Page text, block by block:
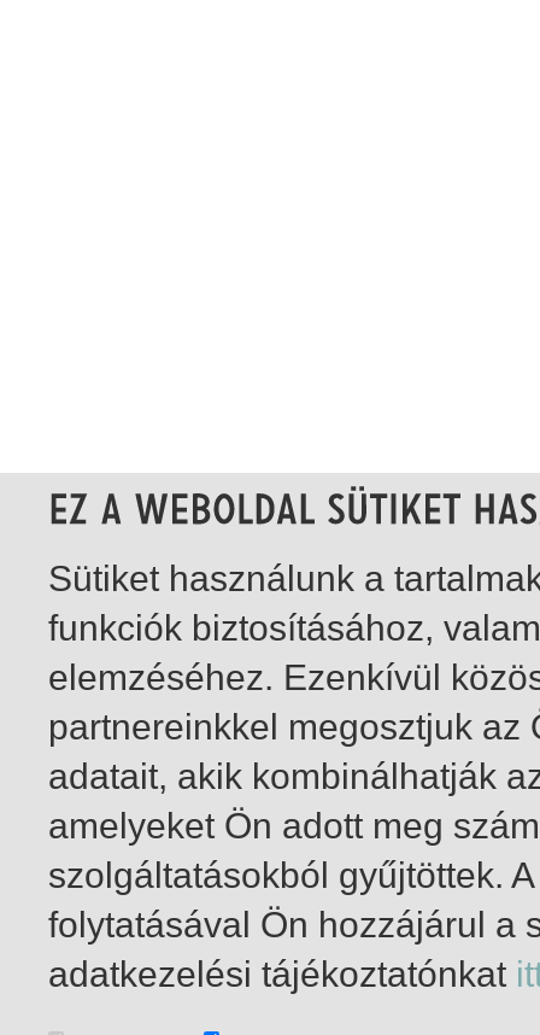
1-1 / insgesamt 1 Treffer
Sütiket használunk a
funkciók biztosításához,
elemzéséhez. Ezenkívül
partnereinkkel megosztjuk
adatait, akik kombinálhatják
amelyeket Ön adott meg
szolgáltatásokból gyűjtöttek.
folytatásával Ön hozzájárul a
adatkezelési tájékoztatónkat